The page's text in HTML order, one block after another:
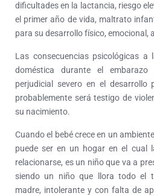
dificultades en la lactancia, riesgo
el primer año de vida, maltrato
para su desarrollo físico, emocional,
Las consecuencias psicológicas a
doméstica durante el
perjudicial severo en el desarrollo
probablemente será testigo de
su nacimiento.
Cuando el bebé crece en un
puede ser en un hogar en el cual
relacionarse, es un niño que va a
siendo un niño que llora todo el
madre, intolerante y con falta de